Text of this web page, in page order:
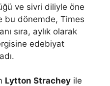
ve sivri diliyle öne
bu dönemde, Times
sıra, aylık olarak
edebiyat
Lytton Strachey ile